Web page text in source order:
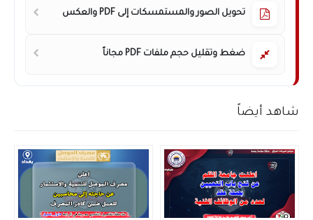
تحويل الصور والمستمسكات إلى PDF والعكس
ضغط وتقليل حجم ملفات PDF مجاناً
شاهد أيضاً